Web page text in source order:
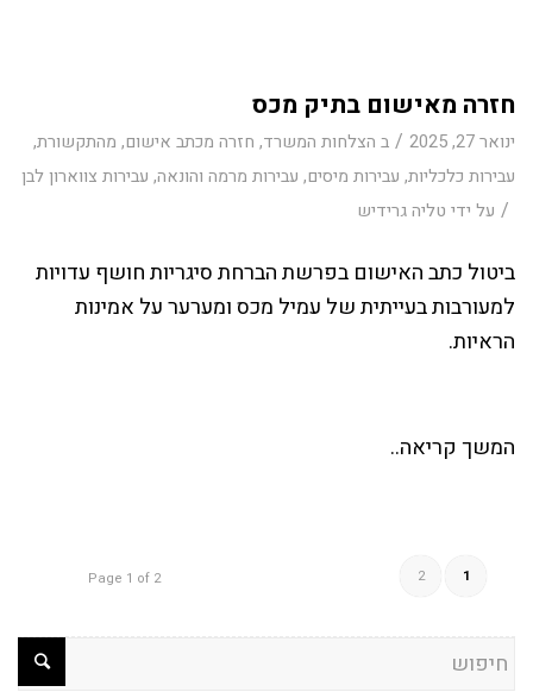
חזרה מאישום בתיק מכס
ינואר 27, 2025 / ב הצלחות המשרד, חזרה מכתב אישום, מהתקשורת,
עבירות כלכליות, עבירות מיסים, עבירות מרמה והונאה, עבירות צווארון לבן
/ על ידי טליה גרידיש
ביטול כתב האישום בפרשת הברחת סיגריות חושף עדויות
למעורבות בעייתית של עמיל מכס ומערער על אמינות
הראיות.
המשך קריאה..
Page 1 of 2 1
2